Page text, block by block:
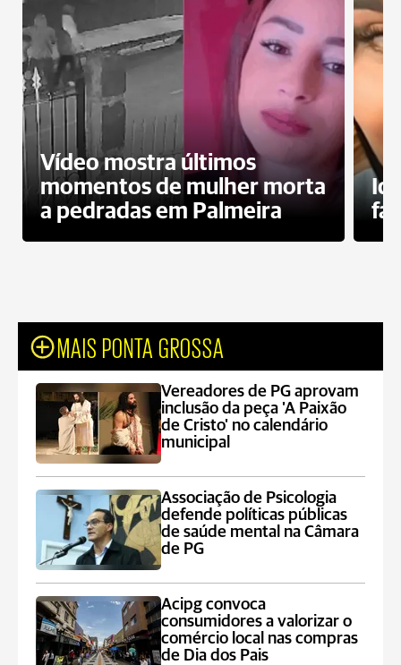
Vídeo mostra últimos
momentos de mulher morta
a pedradas em Palmeira
MAIS PONTA GROSSA
Vereadores de PG aprovam
inclusão da peça 'A Paixão
de Cristo' no calendário
municipal
Associação de Psicologia
defende políticas públicas
de saúde mental na Câmara
de PG
Acipg convoca
consumidores a valorizar o
comércio local nas compras
de Dia dos Pais